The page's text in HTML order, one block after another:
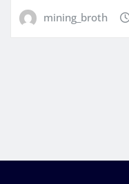
mining_broth